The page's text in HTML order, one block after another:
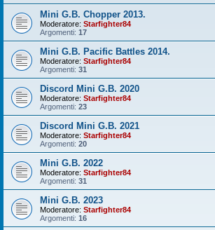
Mini G.B. Chopper 2013.
Moderatore: Starfighter84
Argomenti: 17
Mini G.B. Pacific Battles 2014.
Moderatore: Starfighter84
Argomenti: 31
Discord Mini G.B. 2020
Moderatore: Starfighter84
Argomenti: 23
Discord Mini G.B. 2021
Moderatore: Starfighter84
Argomenti: 20
Mini G.B. 2022
Moderatore: Starfighter84
Argomenti: 31
Mini G.B. 2023
Moderatore: Starfighter84
Argomenti: 16